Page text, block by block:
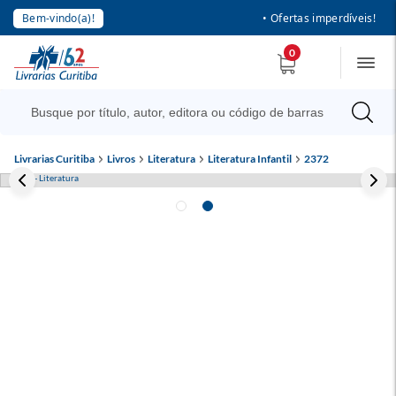
Bem-vindo(a)! • Ofertas imperdíveis!
0
Livrarias Curitiba Livros Literatura Literatura Infantil 2372